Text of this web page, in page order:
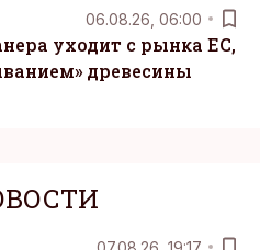
06.08.26, 06:00
уходит с рынка ЕС,
древесины